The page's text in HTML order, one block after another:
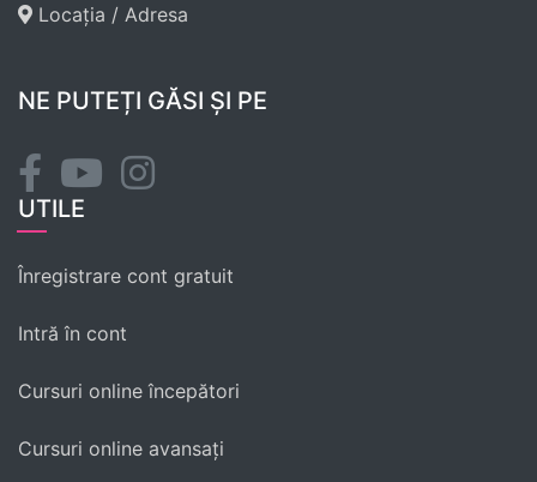
Locația / Adresa
NE PUTEȚI GĂSI ȘI PE
UTILE
Înregistrare cont gratuit
Intră în cont
Cursuri online începători
Cursuri online avansați